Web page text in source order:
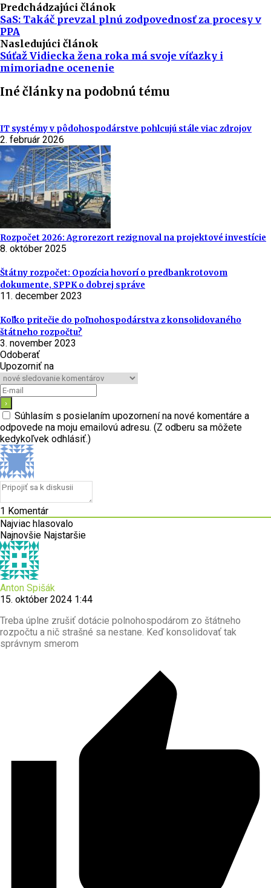
Predchádzajúci článok
SaS: Takáč prevzal plnú zodpovednosť za procesy v
PPA
Nasledujúci článok
Súťaž Vidiecka žena roka má svoje víťazky i
mimoriadne ocenenie
Iné články na podobnú tému
IT systémy v pôdohospodárstve pohlcujú stále viac zdrojov
2. február 2026
Rozpočet 2026: Agrorezort rezignoval na projektové investície
8. október 2025
Štátny rozpočet: Opozícia hovorí o predbankrotovom
dokumente, SPPK o dobrej správe
11. december 2023
Koľko pritečie do poľnohospodárstva z konsolidovaného
štátneho rozpočtu?
3. november 2023
Odoberať
Upozorniť na
Súhlasím s posielaním upozornení na nové komentáre a
odpovede na moju emailovú adresu. (Z odberu sa môžete
kedykoľvek odhlásiť.)
1 Komentár
Najviac hlasovalo
Najnovšie Najstaršie
Anton Spišák
15. október 2024 1:44
Treba úplne zrušiť dotácie polnohospodárom zo štátneho
rozpočtu a nič strašné sa nestane. Keď konsolidovať tak
správnym smerom